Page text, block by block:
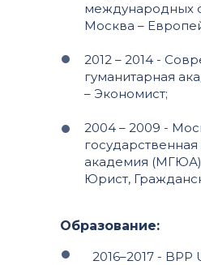
Образование:
международных
Москва –
2012 – 2014 -
гуманитарная
– Экономист;
2004 – 2009 -
академия
Юрист,
2016–2017 - BPP